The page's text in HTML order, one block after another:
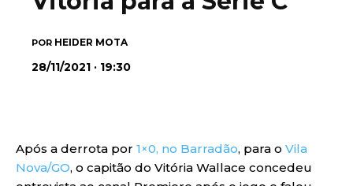
POR HEIDER MOTA
28/11/2021 · 19:30
Após a derrota por 1×0, no Barradão, para o Vila
Nova/GO, o capitão do Vitória Wallace concedeu